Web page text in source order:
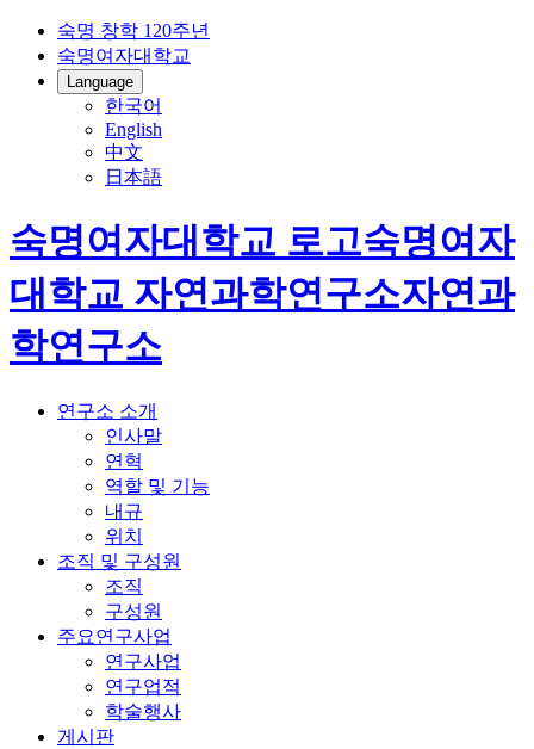
숙명 창학 120주년
숙명여자대학교
Language
한국어
English
中文
日本語
숙명여자대학교 로고숙명여자
대학교 자연과학연구소자연과
학연구소
연구소 소개
인사말
연혁
역할 및 기능
내규
위치
조직 및 구성원
조직
구성원
주요연구사업
연구사업
연구업적
학술행사
게시판